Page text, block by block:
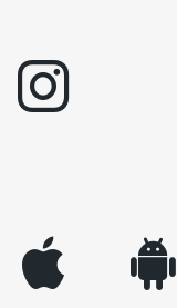
instagram
appleinc android